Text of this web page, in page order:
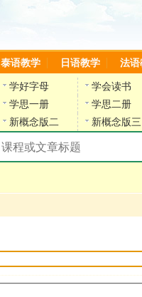
泰语教学 日语教学 法语
学好字母
学会读书
学思一册
学思二册
新概念版二 新概念版三